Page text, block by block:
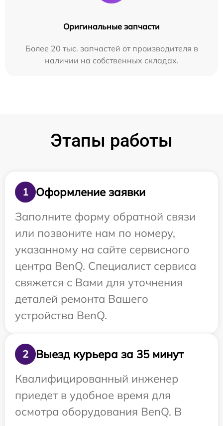
Оригинальные запчасти
Более 20 тыс. запчастей от производителя в
наличии на собственных складах.
Этапы работы
1
Оформление заявки
Заполните форму обратной связи
или позвоните нам по номеру,
указанному на сайте сервисного
центра BenQ. Специалист сервиса
свяжется с Вами для уточнения
деталей ремонта Вашего
устройства BenQ.
2
Выезд курьера за 35 минут
Квалифицированный инженер
приедет в удобное время для
осмотра оборудования BenQ. В